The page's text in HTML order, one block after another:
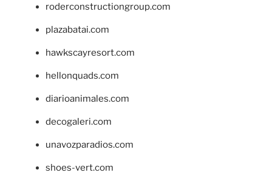
roderconstructiongroup.com
plazabatai.com
hawkscayresort.com
hellonquads.com
diarioanimales.com
decogaleri.com
unavozparadios.com
shoes-vert.com